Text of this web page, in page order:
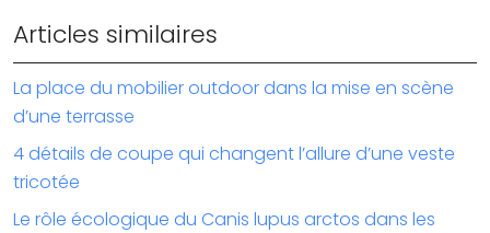
Articles similaires
La place du mobilier outdoor dans la mise en scène
d’une terrasse
4 détails de coupe qui changent l’allure d’une veste
tricotée
Le rôle écologique du Canis lupus arctos dans les